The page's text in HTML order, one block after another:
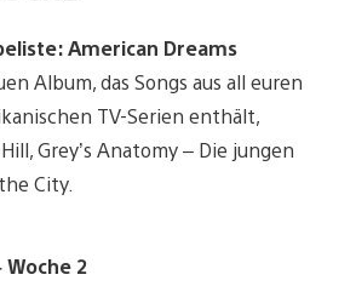
American Dreams
Album, das Songs aus all euren
TV-Serien enthält,
Grey’s Anatomy – Die jungen
City.
Woche 2